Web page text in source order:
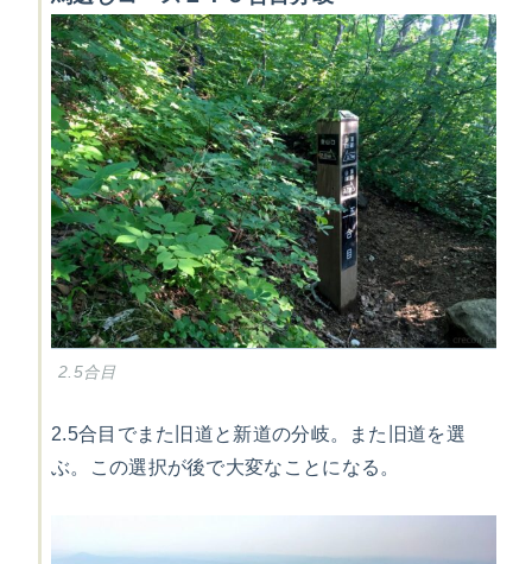
2.5合目
2.5合目でまた旧道と新道の分岐。また旧道を選
ぶ。この選択が後で大変なことになる。